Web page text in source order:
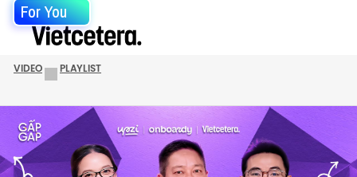
For You
VIDEO PLAYLIST